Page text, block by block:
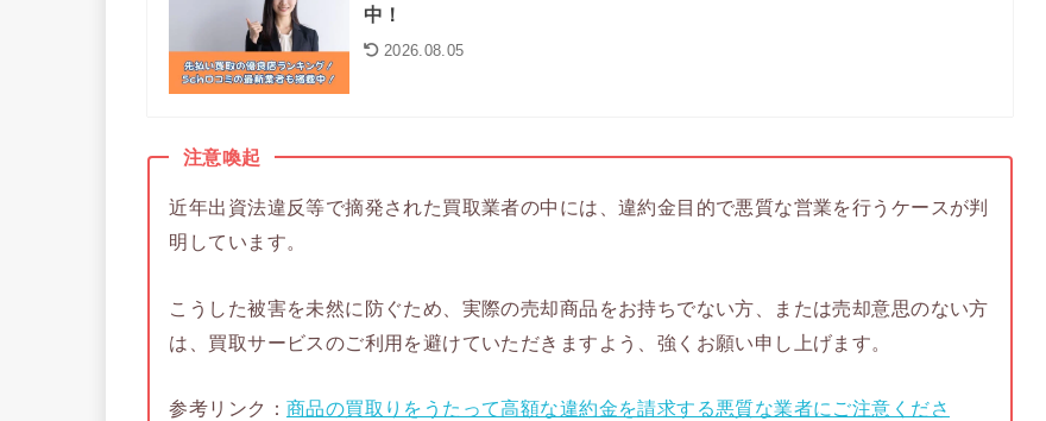
中！
2026.08.05
注意喚起
近年出資法違反等で摘発された買取業者の中には、違約金目的で悪質な営業を行うケースが判
明しています。
こうした被害を未然に防ぐため、実際の売却商品をお持ちでない方、または売却意思のない方
は、買取サービスのご利用を避けていただきますよう、強くお願い申し上げます。
参考リンク： 商品の買取りをうたって高額な違約金を請求する悪質な業者にご注意くださ